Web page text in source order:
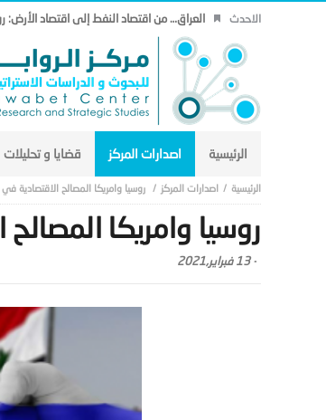
الاحدث العراق… من اقتصاد النفط إلى اقتصاد الأرض:
الرئيسية اصدارات المركز قضايا و تحليلات
اصدارات المركز روسيا وامريكا المصالح الاقتصادية
روسيا وامريكا
-13 فبراير,2021